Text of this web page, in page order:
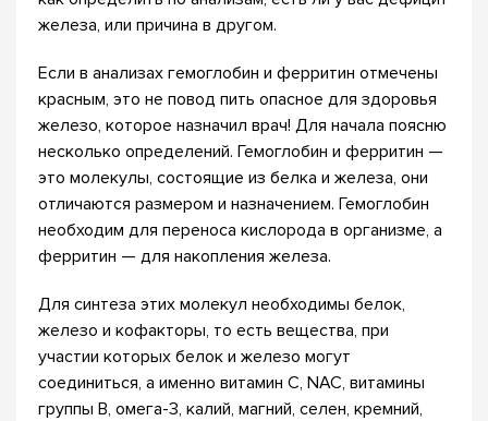
железа, или причина в другом.
Если в анализах гемоглобин и ферритин отмечены
красным, это не повод пить опасное для здоровья
железо, которое назначил врач! Для начала поясню
несколько определений. Гемоглобин и ферритин —
это молекулы, состоящие из белка и железа, они
отличаются размером и назначением. Гемоглобин
необходим для переноса кислорода в организме, а
ферритин — для накопления железа.
Для синтеза этих молекул необходимы белок,
железо и кофакторы, то есть вещества, при
участии которых белок и железо могут
соединиться, а именно витамин С, NAC, витамины
группы В, омега-3, калий, магний, селен, кремний,